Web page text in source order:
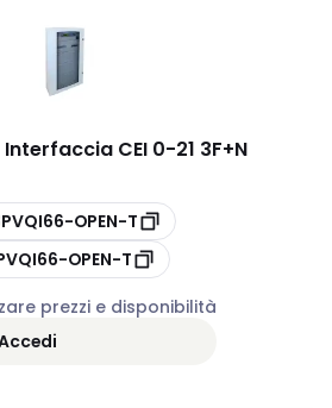
CEI 0-21 3F+N
OPEN-T
OPEN-T
prezzi e disponibilità